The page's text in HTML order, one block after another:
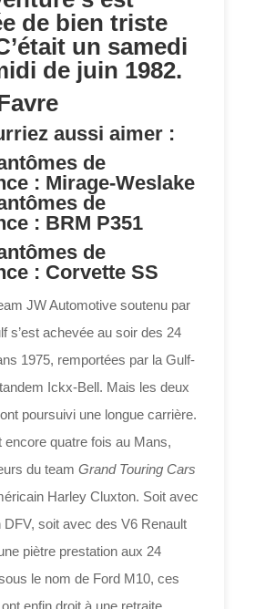
de bien triste
un samedi
de juin 1982.
aussi aimer :
de
: Mirage-Weslake
de
: BRM P351
de
: Corvette SS
JW Automotive soutenu par
s’est achevée au soir des 24
1975, remportées par la Gulf-
Ickx-Bell. Mais les deux
poursuivi une longue carrière.
encore quatre fois au Mans,
du teamGrand Touring Cars
Harley Cluxton. Soit avec
soit avec des V6 Renault
piètre prestation aux 24
le nom de Ford M10, ces